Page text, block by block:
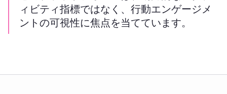
ィビティ指標ではなく、行動エンゲージメ
ントの可視性に焦点を当てています。